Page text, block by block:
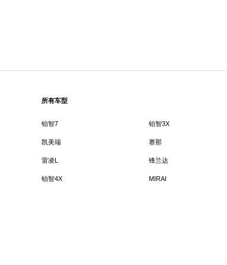
所有车型
铂智7 铂智3X
凯美瑞 赛那
雷凌L 锋兰达
铂智4X MIRAI